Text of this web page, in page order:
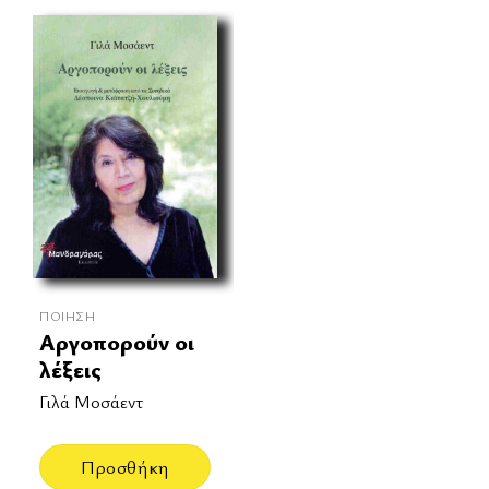
ΠΟΊΗΣΗ
Αργοπορούν οι
λέξεις
Γιλά Μοσάεντ
Προσθήκη